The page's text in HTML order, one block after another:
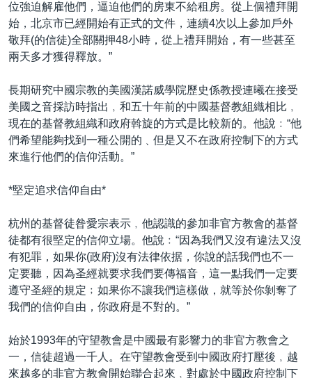
位強迫解雇他們，逼迫他們的房東不給租房。從上個禮拜開
始，北京市已經開始有正式的文件，連續4次以上參加戶外
敬拜(的信徒)全部關押48小時，從上禮拜開始，有一些甚至
兩天多才獲得釋放。”
長期研究中國宗教的美國漢諾威學院歷史係教授連曦在接受
美國之音採訪時指出﹐和五十年前的中國基督教組織相比﹐
現在的基督教組織和政府斡旋的方式是比較新的。他說﹕“他
們希望能夠找到一種公開的﹑但是又不在政府控制下的方式
來進行他們的信仰活動。”
*堅定追求信仰自由*
杭州的基督徒昝愛宗表示﹐他認識的參加非官方教會的基督
徒都有很堅定的信仰立場。他說﹕“因為我們又沒有違法又沒
有犯罪，如果你(政府)沒有法律依据，你說的話我們也不一
定要聽，因為圣經就要求我們要傳福音，這一點我們一定要
遵守圣經的規定﹔如果你不讓我們這樣做，就等於你剝奪了
我們的信仰自由，你政府是不對的。”
始於1993年的守望教會是中國最有影響力的非官方教會之
一，信徒超過一千人。在守望教會受到中國政府打壓後﹐越
來越多的非官方教會開始聯合起來﹐對處於中國政府控制下